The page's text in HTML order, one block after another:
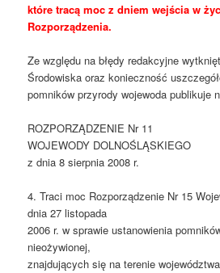
które tracą moc z dniem wejścia w
Rozporządzenia.
Ze względu na błędy redakcyjne
Środowiska oraz konieczność
pomników przyrody wojewoda publikuje
ROZPORZĄDZENIE Nr 11
WOJEWODY DOLNOŚLĄSKIEGO
z dnia 8 sierpnia 2008 r.
4. Traci moc Rozporządzenie Nr 15
dnia 27 listopada
2006 r. w sprawie ustanowienia
nieożywionej,
znajdujących się na terenie